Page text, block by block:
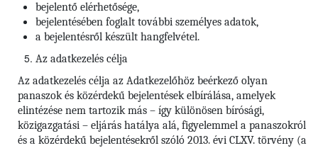
bejelentő elérhetősége,
bejelentésében foglalt további személyes adatok,
a bejelentésről készült hangfelvétel.
Az adatkezelés célja
Az adatkezelés célja az Adatkezelőhöz beérkező olyan
panaszok és közérdekű bejelentések elbírálása, amelyek
elintézése nem tartozik más – így különösen bírósági,
közigazgatási – eljárás hatálya alá, figyelemmel a panaszokról
és a közérdekű bejelentésekről szóló 2013. évi CLXV. törvény (a